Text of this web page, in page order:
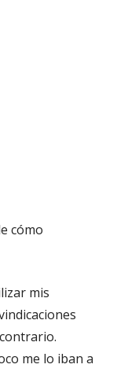
cómo
mis
me lo iban a